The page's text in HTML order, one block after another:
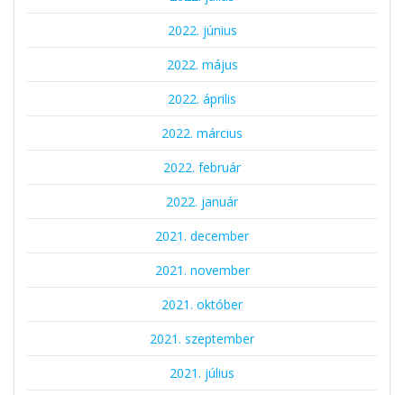
2022. június
2022. május
2022. április
2022. március
2022. február
2022. január
2021. december
2021. november
2021. október
2021. szeptember
2021. július